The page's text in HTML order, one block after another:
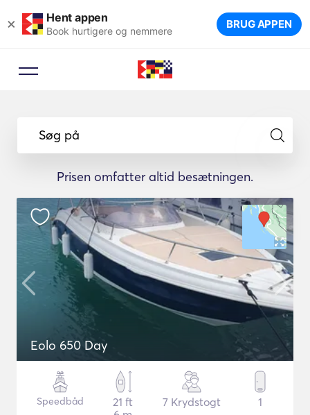
× Hent appen
Book hurtigere og nemmere BRUG APPEN
Søg på
Prisen omfatter altid besætningen.
Eolo 650 Day
Speedbåd
21 ft
7 Krydstogt 1